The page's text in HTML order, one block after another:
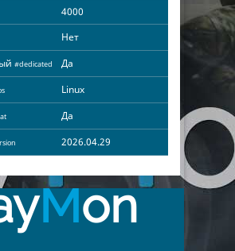
4000
Нет
#dedicated
Да
Linux
Да
2026.04.29
Mon